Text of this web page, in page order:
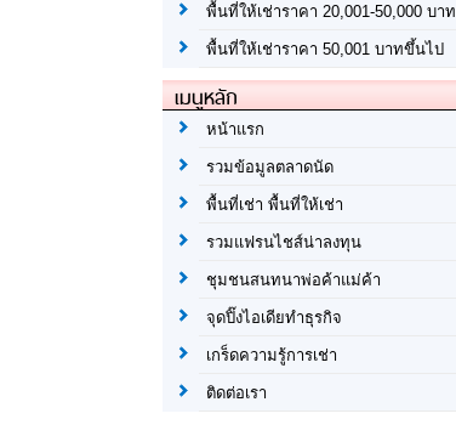
พื้นที่ให้เช่าราคา 20,001-50,000 บาท
พื้นที่ให้เช่าราคา 50,001 บาทขึ้นไป
เมนูหลัก
หน้าแรก
รวมข้อมูลตลาดนัด
พื้นที่เช่า พื้นที่ให้เช่า
รวมแฟรนไชส์น่าลงทุน
ชุมชนสนทนาพ่อค้าแม่ค้า
จุดปิ๊งไอเดียทำธุรกิจ
เกร็ดความรู้การเช่า
ติดต่อเรา